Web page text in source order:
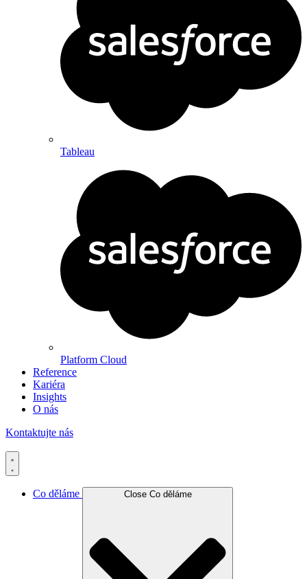
Tableau
Platform Cloud
Reference
Kariéra
Insights
O nás
Kontaktujte nás
Co děláme Close Co děláme